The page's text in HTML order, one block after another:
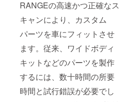
RANGEの高速かつ正確なス
キャンにより、カスタム
パーツを車にフィットさせ
ます。従来、ワイドボディ
キットなどのパーツを製作
するには、数十時間の所要
時間と試行錯誤が必要でし